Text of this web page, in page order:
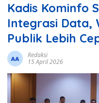
Kadis Kominfo
Integrasi Data,
Publik Lebih
Redaksi
15 April 2026